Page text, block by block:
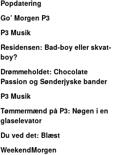
Popdatering
Go’ Morgen P3
P3 Musik
Residensen: Bad-boy eller skvat-
boy?
Drømmeholdet: Chocolate
Passion og Sønderjyske bander
P3 Musik
Tømmermænd på P3: Nøgen i en
glaselevator
Du ved det: Blæst
WeekendMorgen